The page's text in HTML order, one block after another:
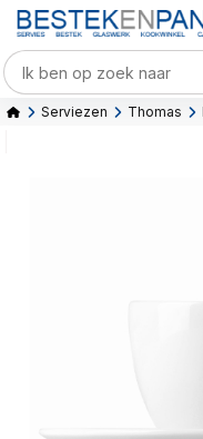
Serviezen Thomas